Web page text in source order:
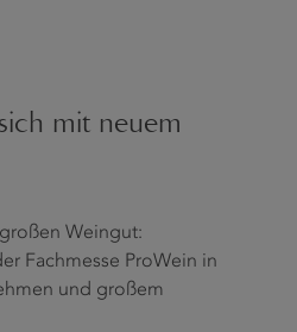
mit neuem
Weingut:
Fachmesse ProWein in
und großem